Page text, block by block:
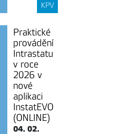
KPV
Praktické
provádění
Intrastatu
v roce
2026 v
nové
aplikaci
InstatEVO
(ONLINE)
04. 02.